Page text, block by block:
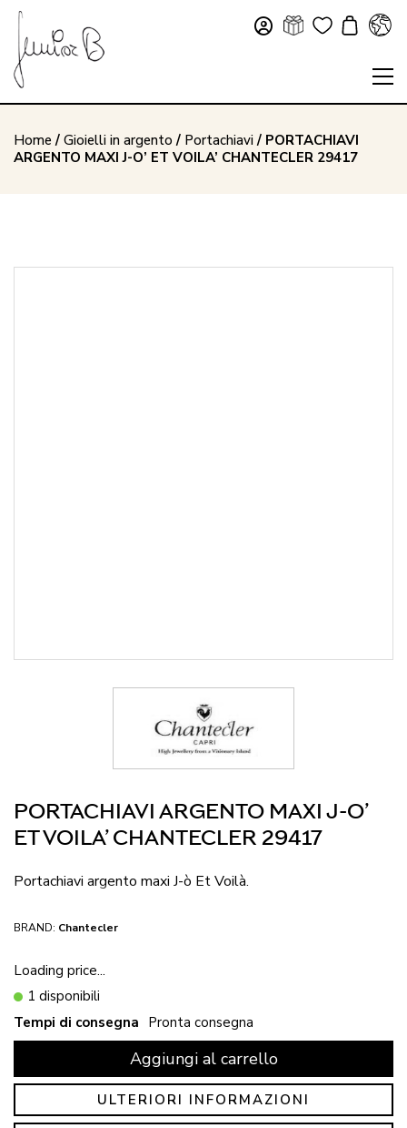
Home / Gioielli in argento / Portachiavi/ PORTACHIAVI
ARGENTO MAXI J-O’ ET VOILA’ CHANTECLER 29417
PORTACHIAVI ARGENTO MAXI J-O’
ET VOILA’ CHANTECLER 29417
Portachiavi argento maxi J-ò Et Voilà.
BRAND: Chantecler
Loading price...
1 disponibili
Tempi di consegna Pronta consegna
Aggiungi al carrello
ULTERIORI INFORMAZIONI